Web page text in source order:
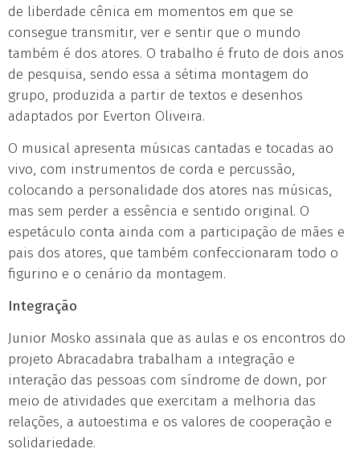
de liberdade cênica em momentos em que se
consegue transmitir, ver e sentir que o mundo
também é dos atores. O trabalho é fruto de dois anos
de pesquisa, sendo essa a sétima montagem do
grupo, produzida a partir de textos e desenhos
adaptados por Everton Oliveira.
O musical apresenta músicas cantadas e tocadas ao
vivo, com instrumentos de corda e percussão,
colocando a personalidade dos atores nas músicas,
mas sem perder a essência e sentido original. O
espetáculo conta ainda com a participação de mães e
pais dos atores, que também confeccionaram todo o
figurino e o cenário da montagem.
Integração
Junior Mosko assinala que as aulas e os encontros do
projeto Abracadabra trabalham a integração e
interação das pessoas com síndrome de down, por
meio de atividades que exercitam a melhoria das
relações, a autoestima e os valores de cooperação e
solidariedade.